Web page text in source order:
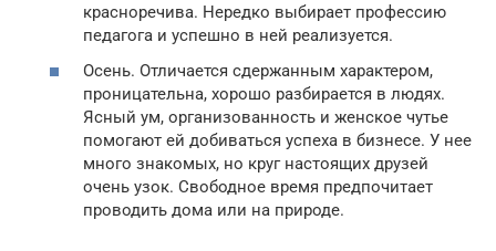
красноречива. Нередко выбирает профессию
педагога и успешно в ней реализуется.
Осень. Отличается сдержанным характером,
проницательна, хорошо разбирается в людях.
Ясный ум, организованность и женское чутье
помогают ей добиваться успеха в бизнесе. У нее
много знакомых, но круг настоящих друзей
очень узок. Свободное время предпочитает
проводить дома или на природе.